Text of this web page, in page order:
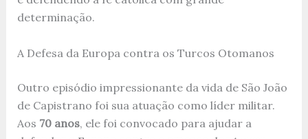
determinação.
A Defesa da Europa contra os Turcos Otomanos
Outro episódio impressionante da vida de São João
de Capistrano foi sua atuação como líder militar.
Aos 70 anos, ele foi convocado para ajudar a